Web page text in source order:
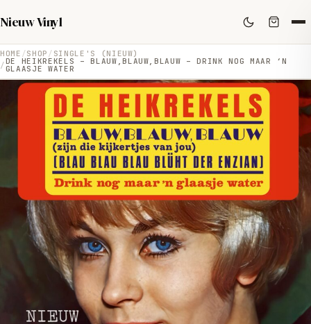
Nieuw Vinyl
HOME SHOP SINGLE'S (NIEUW)
DE HEIKREKELS – BLAUW,BLAUW,BLAUW – DRINK NOG MAAR ‘N
GLAASJE WATER